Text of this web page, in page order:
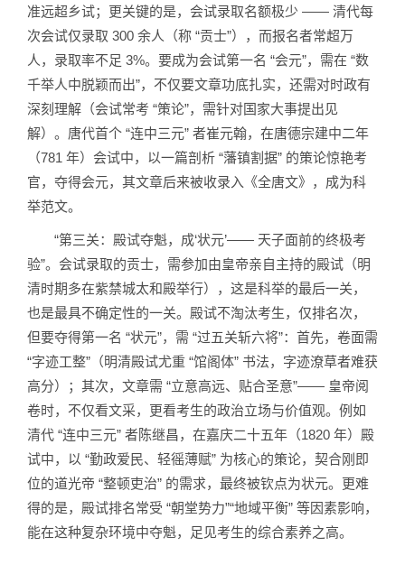
准远超乡试；更关键的是，会试录取名额极少 —— 清代每
次会试仅录取 300 余人（称 “贡士”），而报名者常超万
人，录取率不足 3%。要成为会试第一名 “会元”，需在 “数
千举人中脱颖而出”，不仅要文章功底扎实，还需对时政有
深刻理解（会试常考 “策论”，需针对国家大事提出见
解）。唐代首个 “连中三元” 者崔元翰，在唐德宗建中二年
（781 年）会试中，以一篇剖析 “藩镇割据” 的策论惊艳考
官，夺得会元，其文章后来被收录入《全唐文》，成为科
举范文。
“第三关：殿试夺魁，成‘状元’—— 天子面前的终极考
验”。会试录取的贡士，需参加由皇帝亲自主持的殿试（明
清时期多在紫禁城太和殿举行），这是科举的最后一关，
也是最具不确定性的一关。殿试不淘汰考生，仅排名次，
但要夺得第一名 “状元”，需 “过五关斩六将”：首先，卷面需
“字迹工整”（明清殿试尤重 “馆阁体” 书法，字迹潦草者难获
高分）；其次，文章需 “立意高远、贴合圣意”—— 皇帝阅
卷时，不仅看文采，更看考生的政治立场与价值观。例如
清代 “连中三元” 者陈继昌，在嘉庆二十五年（1820 年）殿
试中，以 “勤政爱民、轻徭薄赋” 为核心的策论，契合刚即
位的道光帝 “整顿吏治” 的需求，最终被钦点为状元。更难
得的是，殿试排名常受 “朝堂势力”“地域平衡” 等因素影响，
能在这种复杂环境中夺魁，足见考生的综合素养之高。